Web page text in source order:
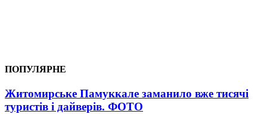
ПОПУЛЯРНЕ
Житомирське Памуккале заманило вже тисячі
туристів і дайверів. ФОТО